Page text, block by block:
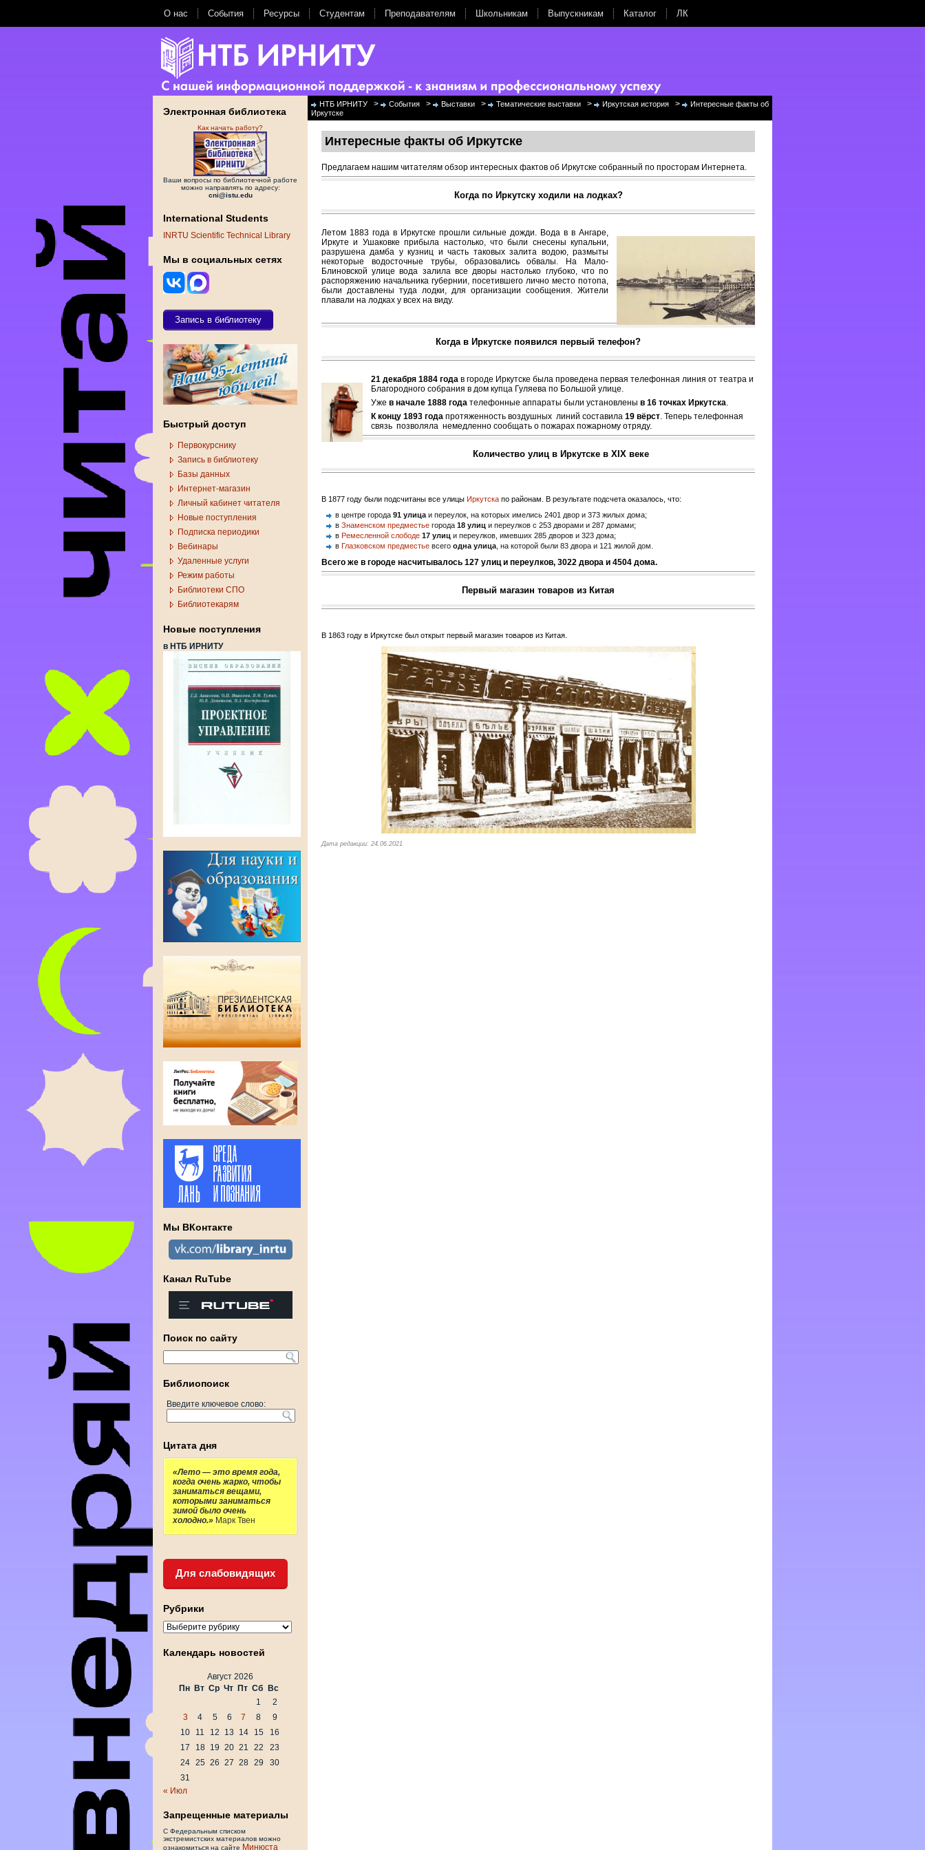
О нас События Ресурсы Студентам Преподавателям Школьникам Выпускникам Каталог ЛК
Электронная библиотека
Как начать работу?
Ваши вопросы по библиотечной работе
можно направлять по адресу:
cni@istu.edu
International Students
INRTU Scientific Technical Library
Мы в социальных сетях
Запись в библиотеку
Быстрый доступ
Первокурснику
Запись в библиотеку
Базы данных
Интернет-магазин
Личный кабинет читателя
Новые поступления
Подписка периодики
Вебинары
Удаленные услуги
Режим работы
Библиотеки СПО
Библиотекарям
Новые поступления
в НТБ ИРНИТУ
Мы ВКонтакте
Канал RuTube
Поиск по сайту
Библиопоиск
Введите ключевое слово:
Цитата дня
«Лето — это время года,
когда очень жарко, чтобы
заниматься вещами,
которыми заниматься
зимой было очень
холодно.» Марк Твен
Для слабовидящих
Рубрики
Рубрики
Календарь новостей
Август 2026
Пн Вт Ср Чт Пт Сб
Вс
1
2
3
4 5 6 7 8
9
10
11 12 13 14 15
16
17
18 19 20 21 22
23
24 25 26 27 28 29
30
31
« Июл
Запрещенные материалы
С Федеральным списком
экстремистских материалов можно
ознакомиться на сайте Минюста
НТБ ИРНИТУ > События > Выставки > Тематические выставки > Иркутская история >
Интересные факты об
Иркутске
Интересные факты об Иркутске
Предлагаем нашим читателям обзор интересных фактов об Иркутске собранный по просторам Интернета.
Когда по Иркутску ходили на лодках?
Летом 1883 года в Иркутске прошли сильные дожди. Вода в в Ангаре,
Иркуте и Ушаковке прибыла настолько, что были снесены купальни,
разрушена дамба у кузниц и часть таковых залита водою, размыты
некоторые водосточные трубы, образовались обвалы. На Мало-
Блиновской улице вода залила все дворы настолько глубоко, что по
распоряжению начальника губернии, посетившего лично место потопа,
были доставлены туда лодки, для организации сообщения. Жители
плавали на лодках у всех на виду.
Когда в Иркутске появился первый телефон?
21 декабря 1884 года в городе Иркутске была проведена первая телефонная линия от театра и
Благородного собрания в дом купца Гуляева по Большой улице.
Уже в начале 1888 года телефонные аппараты были установлены в 16 точках Иркутска.
К концу 1893 года протяженность воздушных линий составила 19 вёрст. Теперь телефонная
связь позволяла немедленно сообщать о пожарах пожарному отряду.
Количество улиц в Иркутске в XIX веке
В 1877 году были подсчитаны все улицы Иркутска по районам. В результате подсчета оказалось, что:
в центре города 91 улица и переулок, на которых имелись 2401 двор и 373 жилых дома;
в Знаменском предместье города 18 улиц и переулков с 253 дворами и 287 домами;
в Ремесленной слободе 17 улиц и переулков, имевших 285 дворов и 323 дома;
в Глазковском предместье всего одна улица , на которой были 83 двора и 121 жилой дом.
Всего же в городе насчитывалось 127 улиц и переулков, 3022 двора и 4504 дома.
Первый магазин товаров из Китая
В 1863 году в Иркутске был открыт первый магазин товаров из Китая.
Дата редакции: 24.06.2021